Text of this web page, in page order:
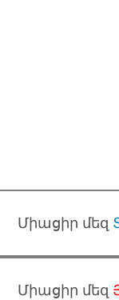
Միացիր մեզ
Միացիր մեզ